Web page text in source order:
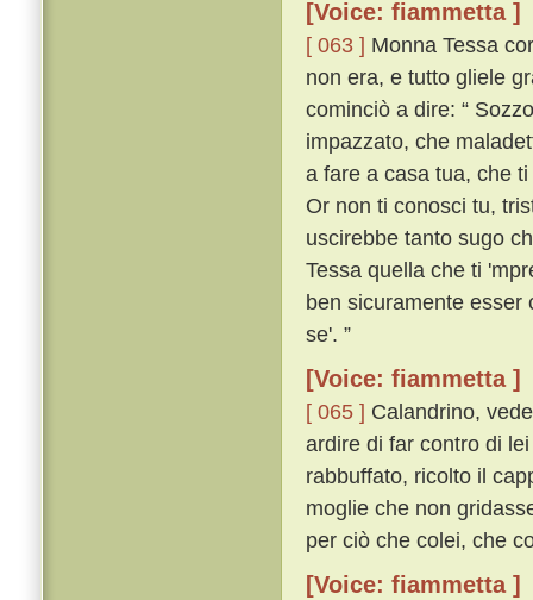
[Voice: fiammetta ]
[ 063 ] Monna Tessa
non era, e tutto gliele
cominciò a dire: “
impazzato, che
a fare a casa tua, che
Or non ti conosci tu,
uscirebbe tanto sugo
Tessa quella che ti
ben sicuramente esser
se'. ”
[Voice: fiammetta ]
[ 065 ] Calandrino,
ardire di far contro di
rabbuffato, ricolto il
moglie che non
per ciò che colei, che
[Voice: fiammetta ]